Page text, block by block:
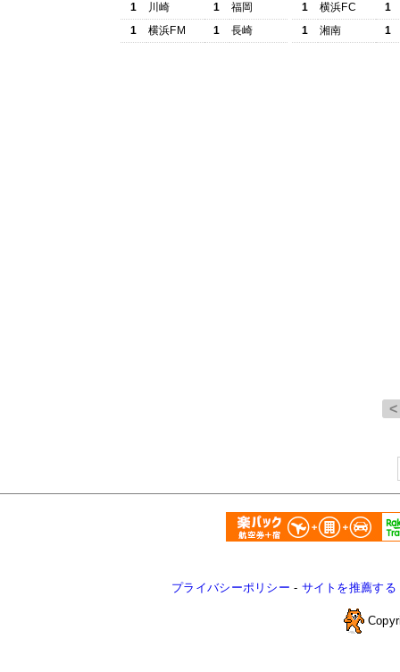
1
川崎 1
福岡
1
横浜FM 1 長崎
1
横浜FC
1
1
湘南 1
プライバシーポリシー - サイトを推薦する